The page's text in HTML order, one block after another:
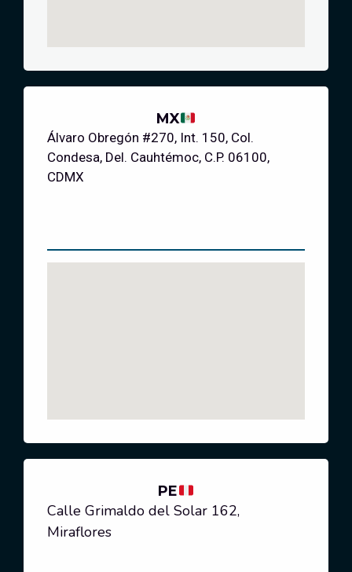
MX
Álvaro Obregón #270, Int. 150, Col.
Condesa, Del. Cauhtémoc, C.P. 06100,
CDMX
PE
Calle Grimaldo del Solar 162,
Miraflores